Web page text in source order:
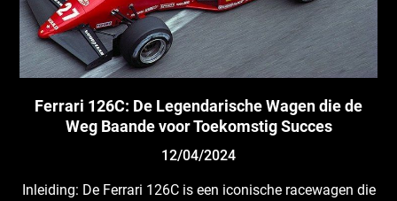
Ferrari 126C: De Legendarische Wagen die de
Weg Baande voor Toekomstig Succes
12/04/2024
Inleiding: De Ferrari 126C is een iconische racewagen die